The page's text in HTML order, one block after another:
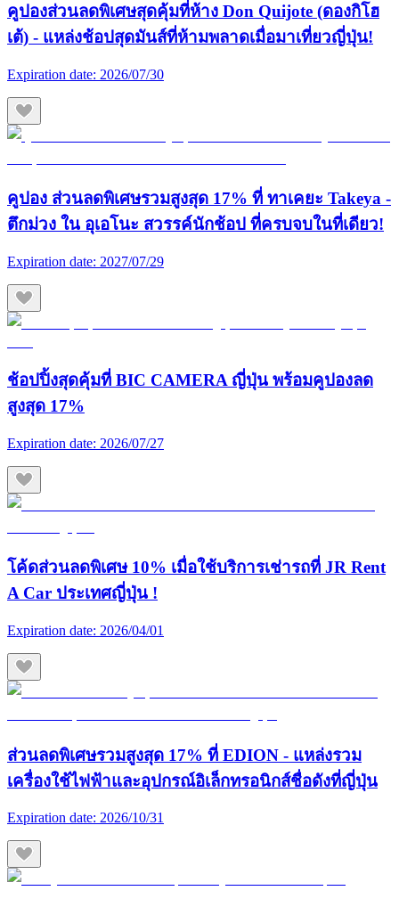
คูปองส่วนลดพิเศษสุดคุ้มที่ห้าง Don Quijote (ดองกิโฮ
เต้) - แหล่งช้อปสุดมันส์ที่ห้ามพลาดเมื่อมาเที่ยวญี่ปุ่น!
Expiration date: 2026/07/30
คูปอง ส่วนลดพิเศษรวมสูงสุด 17% ที่ ทาเคยะ Takeya -
ตึกม่วง ใน อุเอโนะ สวรรค์นักช้อป ที่ครบจบในที่เดียว!
Expiration date: 2027/07/29
ช้อปปิ้งสุดคุ้มที่ BIC CAMERA ญี่ปุ่น พร้อมคูปองลด
สูงสุด 17%
Expiration date: 2026/07/27
โค้ดส่วนลดพิเศษ 10% เมื่อใช้บริการเช่ารถที่ JR Rent
A Car ประเทศญี่ปุ่น !
Expiration date: 2026/04/01
ส่วนลดพิเศษรวมสูงสุด 17% ที่ EDION - แหล่งรวม
เครื่องใช้ไฟฟ้าและอุปกรณ์อิเล็กทรอนิกส์ชื่อดังที่ญี่ปุ่น
Expiration date: 2026/10/31